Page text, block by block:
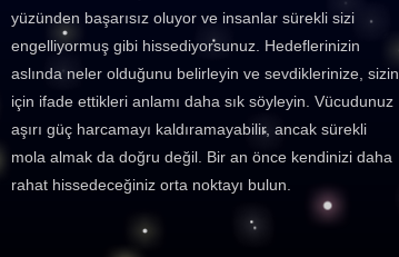
yüzünden başarısız oluyor ve insanlar sürekli sizi
engelliyormuş gibi hissediyorsunuz. Hedeflerinizin
aslında neler olduğunu belirleyin ve sevdiklerinize, sizin
için ifade ettikleri anlamı daha sık söyleyin. Vücudunuz
aşırı güç harcamayı kaldıramayabilir, ancak sürekli
mola almak da doğru değil. Bir an önce kendinizi daha
rahat hissedeceğiniz orta noktayı bulun.